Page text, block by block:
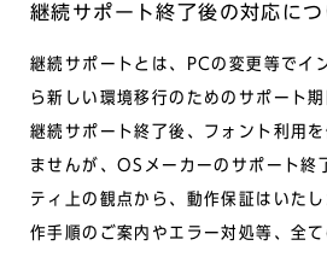
継続サポート終了後の対応につ
継続サポートとは、PCの変更等でイ
ら新しい環境移行のためのサポート期
継続サポート終了後、フォント利用
ませんが、OSメーカーのサポート終
ティ上の観点から、動作保証はいた
作手順のご案内やエラー対処等、全